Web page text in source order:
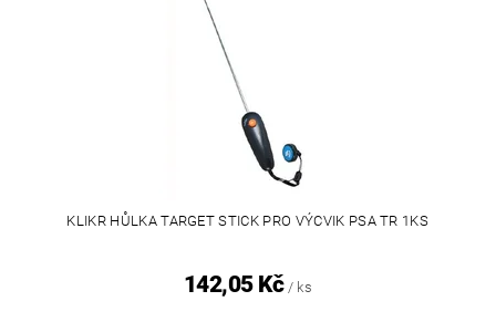
KLIKR HŮLKA TARGET STICK PRO VÝCVIK PSA TR 1KS
142,05 Kč / ks